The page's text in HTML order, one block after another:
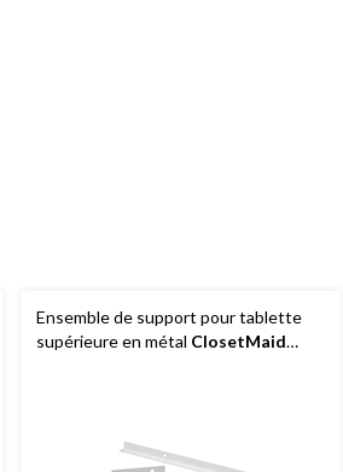
Ensemble de support pour tablette
supérieure en métal ClosetMaid